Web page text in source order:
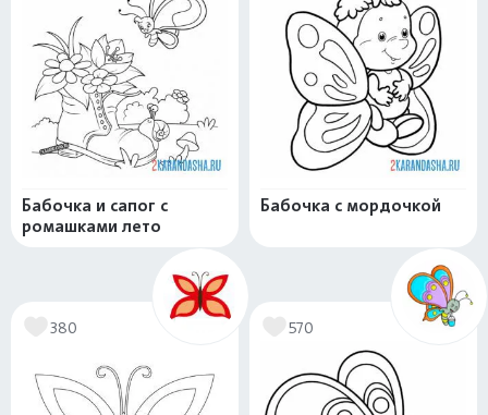
Бабочка и сапог с
ромашками лето
Бабочка с мордочкой
380 570